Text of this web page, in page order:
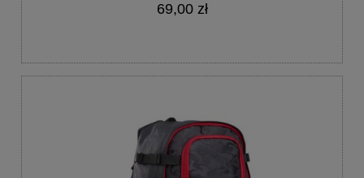
69,00 zł